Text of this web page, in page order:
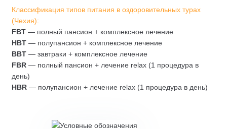
Классификация типов питания в оздоровительных турах
(Чехия):
FBT — полный пансион + комплексное лечение
HBT — полупансион + комплексное лечение
BBT — завтраки + комплексное лечение
FBR — полный пансион + лечение relax (1 процедура в
день)
HBR — полупансион + лечение relax (1 процедура в день)